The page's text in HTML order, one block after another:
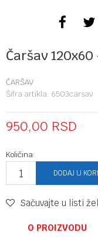
Čaršav
ČARŠAV
Šifra artikla: 6503carsav
950,00 RSD
Količina:
DODAJ U
Sačuvajte u listi
O PROIZVODU